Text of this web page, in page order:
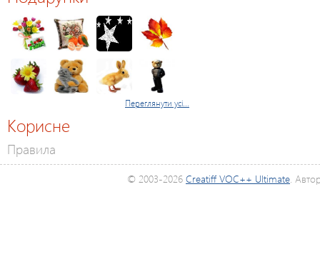
Переглянути усі...
Корисне
Правила
© 2003-2026 Creatiff VOC++ Ultimate.